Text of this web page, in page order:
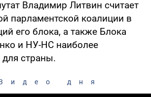
Владимир Литвин считает
парламентской коалиции в
его блока, а также Блока
и НУ-НС наиболее
страны.
дня